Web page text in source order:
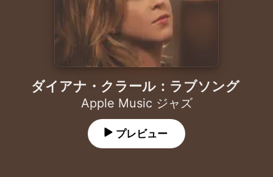
ダイアナ・クラール：ラブソング
Apple Music ジャズ
プレビュー